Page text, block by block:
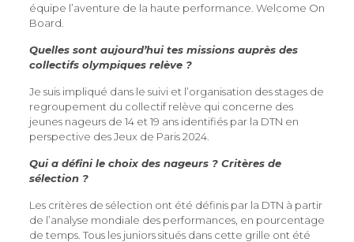
équipe l’aventure de la haute performance. Welcome On
Board.
Quelles sont aujourd’hui tes missions auprès des
collectifs olympiques relève ?
Je suis impliqué dans le suivi et l’organisation des stages de
regroupement du collectif relève qui concerne des
jeunes nageurs de 14 et 19 ans identifiés par la DTN en
perspective des Jeux de Paris 2024.
Qui a défini le choix des nageurs ? Critères de
sélection ?
Les critères de sélection ont été définis par la DTN à partir
de l’analyse mondiale des performances, en pourcentage
de temps. Tous les juniors situés dans cette grille ont été